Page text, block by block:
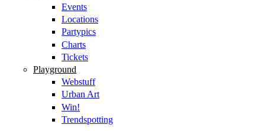
Events
Locations
Partypics
Charts
Tickets
Playground
Webstuff
Urban Art
Win!
Trendspotting